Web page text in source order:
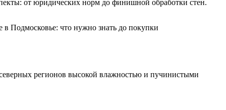
от юридических норм до финишной обработки стен.
регионов высокой влажностью и пучинистыми